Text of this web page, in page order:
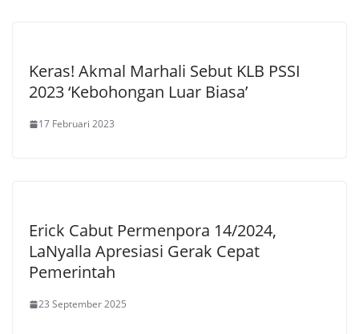
Keras! Akmal Marhali Sebut KLB PSSI
2023 ‘Kebohongan Luar Biasa’
17 Februari 2023
Erick Cabut Permenpora 14/2024,
LaNyalla Apresiasi Gerak Cepat
Pemerintah
23 September 2025